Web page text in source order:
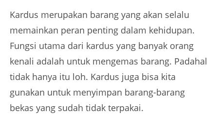
Kardus merupakan barang yang akan selalu
memainkan peran penting dalam kehidupan.
Fungsi utama dari kardus yang banyak orang
kenali adalah untuk mengemas barang. Padahal
tidak hanya itu loh. Kardus juga bisa kita
gunakan untuk menyimpan barang-barang
bekas yang sudah tidak terpakai.